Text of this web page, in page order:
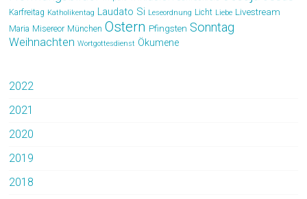
Karfreitag Katholikentag Laudato Si Leseordnung Licht Liebe Livestream
Maria Misereor München Ostern Pfingsten Sonntag
Weihnachten Wortgottesdienst Ökumene
2022
2021
2020
2019
2018